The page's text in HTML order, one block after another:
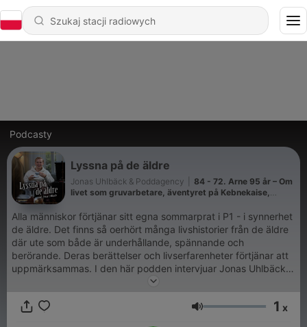
Podcasty
Lyssna på de äldre
Jonas Uhlbäck & Poddagency
84 - 72. Arne 95 år – Om
livet som gruvarbetare, äventyret på Kebnekaise,
barn och våga ställa frågor innan det är försent.
Alla människor förtjänar sitt egna sommarprat i P1 - i synnerhet
de äldre. Det finns så oerhört många livshistorier från de äldre
där ute som både är underhållande, spännande och
berörande. Deras berättelser och livserfarenheter förtjänar att
uppmärksammas. I den här podden intervjuar Jonas Uhlbäck
är både underhållande och berörande på alla sätt och vis! Här
Głośność 1 x